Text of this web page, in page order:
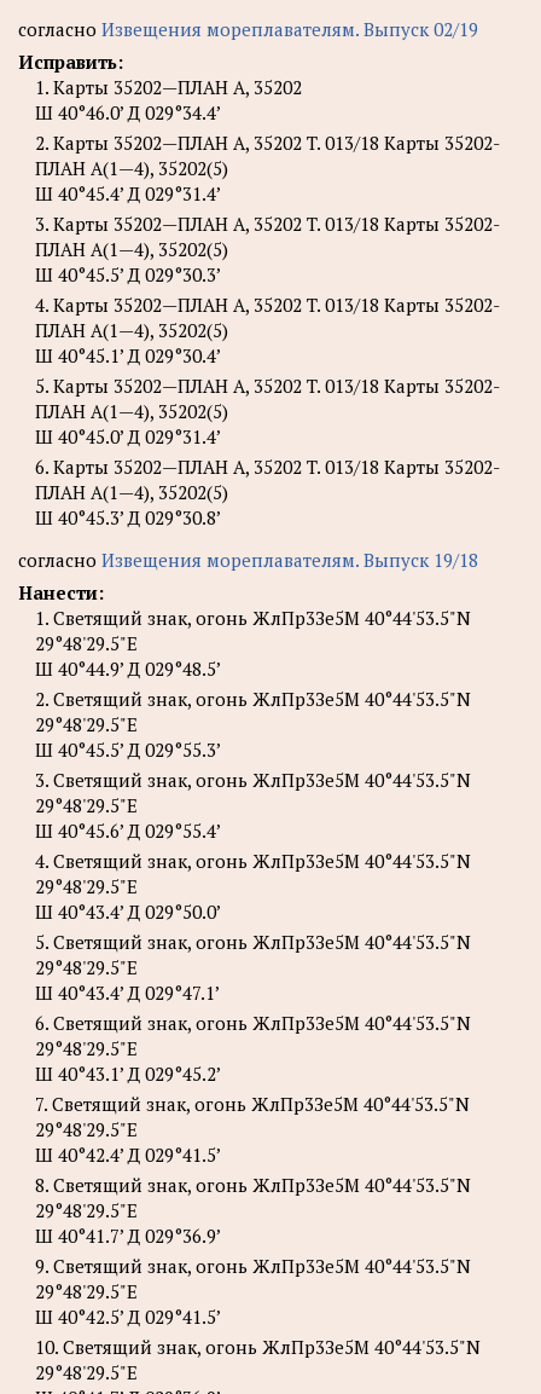
согласно Извещения мореплавателям. Выпуск 02/19
Исправить:
1. Карты 35202—ПЛАН A, 35202
Ш 40°46.0’ Д 029°34.4’
2. Карты 35202—ПЛАН A, 35202 T. 013/18 Карты 35202-
ПЛАН A(1—4), 35202(5)
Ш 40°45.4’ Д 029°31.4’
3. Карты 35202—ПЛАН A, 35202 T. 013/18 Карты 35202-
ПЛАН A(1—4), 35202(5)
Ш 40°45.5’ Д 029°30.3’
4. Карты 35202—ПЛАН A, 35202 T. 013/18 Карты 35202-
ПЛАН A(1—4), 35202(5)
Ш 40°45.1’ Д 029°30.4’
5. Карты 35202—ПЛАН A, 35202 T. 013/18 Карты 35202-
ПЛАН A(1—4), 35202(5)
Ш 40°45.0’ Д 029°31.4’
6. Карты 35202—ПЛАН A, 35202 T. 013/18 Карты 35202-
ПЛАН A(1—4), 35202(5)
Ш 40°45.3’ Д 029°30.8’
согласно Извещения мореплавателям. Выпуск 19/18
Нанести:
1. Светящий знак, огонь ЖлПр3Зе5М 40°44'53.5"N
29°48'29.5"E
Ш 40°44.9’ Д 029°48.5’
2. Светящий знак, огонь ЖлПр3Зе5М 40°44'53.5"N
29°48'29.5"E
Ш 40°45.5’ Д 029°55.3’
3. Светящий знак, огонь ЖлПр3Зе5М 40°44'53.5"N
29°48'29.5"E
Ш 40°45.6’ Д 029°55.4’
4. Светящий знак, огонь ЖлПр3Зе5М 40°44'53.5"N
29°48'29.5"E
Ш 40°43.4’ Д 029°50.0’
5. Светящий знак, огонь ЖлПр3Зе5М 40°44'53.5"N
29°48'29.5"E
Ш 40°43.4’ Д 029°47.1’
6. Светящий знак, огонь ЖлПр3Зе5М 40°44'53.5"N
29°48'29.5"E
Ш 40°43.1’ Д 029°45.2’
7. Светящий знак, огонь ЖлПр3Зе5М 40°44'53.5"N
29°48'29.5"E
Ш 40°42.4’ Д 029°41.5’
8. Светящий знак, огонь ЖлПр3Зе5М 40°44'53.5"N
29°48'29.5"E
Ш 40°41.7’ Д 029°36.9’
9. Светящий знак, огонь ЖлПр3Зе5М 40°44'53.5"N
29°48'29.5"E
Ш 40°42.5’ Д 029°41.5’
10. Светящий знак, огонь ЖлПр3Зе5М 40°44'53.5"N
29°48'29.5"E